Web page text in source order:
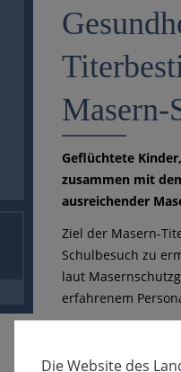
Masern-
Geflüchtete
zusammen mit
ausreichender
Ziel der Masern-
Schulbesuch zu
laut
erfahrenem
In den letzten
der Klienten
Die Website des